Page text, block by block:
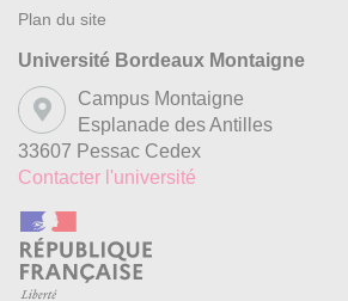
Plan du site
Université Bordeaux Montaigne
Campus Montaigne
Esplanade des Antilles
33607 Pessac Cedex
Contacter l'université